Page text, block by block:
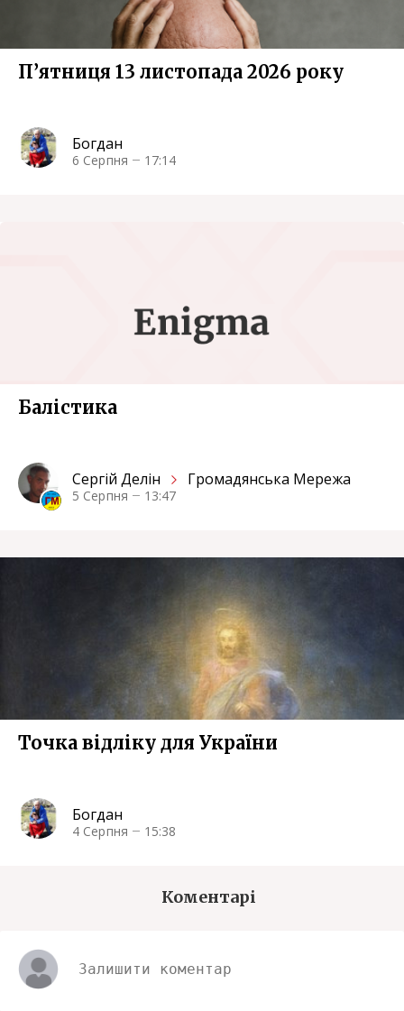
П’ятниця 13 листопада 2026 року
Богдан
6 Серпня 17:14
Балістика
Сергiй Делін Громадянська Мережа
5 Серпня 13:47
Точка відліку для України
Богдан
4 Серпня 15:38
Коментарі